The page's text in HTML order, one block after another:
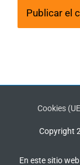
Cookies
Copyright
En este sitio